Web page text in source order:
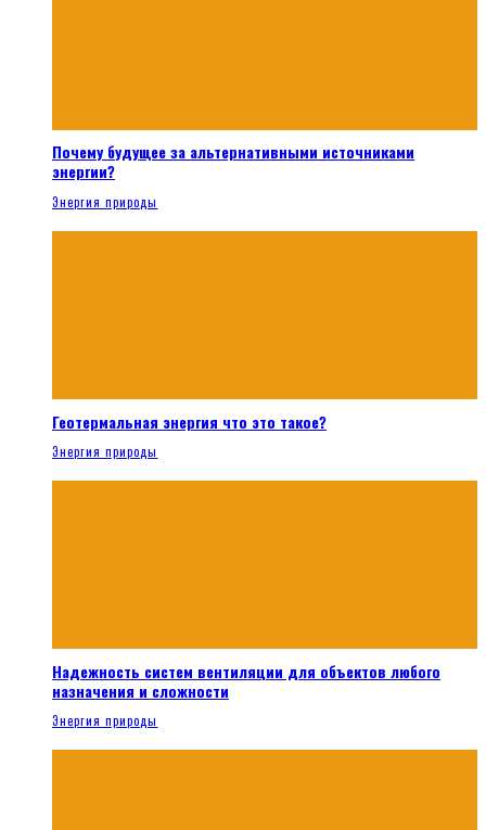
Почему будущее за альтернативными источниками
энергии?
Энергия природы
Геотермальная энергия что это такое?
Энергия природы
Надежность систем вентиляции для объектов любого
назначения и сложности
Энергия природы